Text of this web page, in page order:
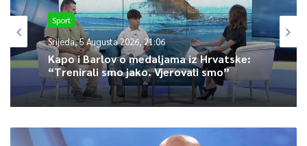
Sport
Srijeda, 5 Augusta 2026, 21:06
Kapo i Barlov o medaljama iz Hrvatske:
“Trenirali smo jako. Vjerovali smo”